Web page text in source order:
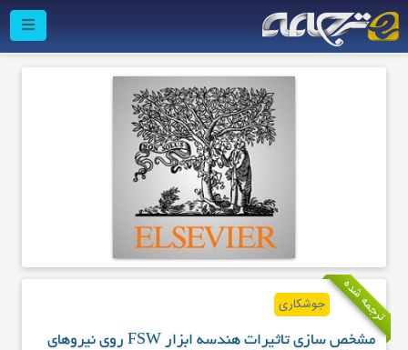
ترجمه شده جوشکاری
مشخص سازی تاثیرات هندسه ابزار FSW روی نیروهای